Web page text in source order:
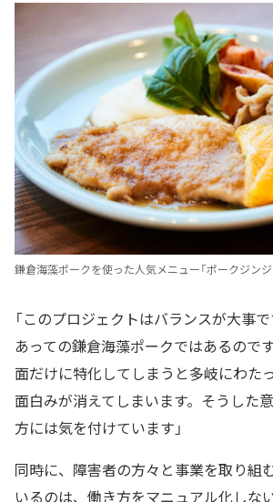
鎌倉海藻ポークを使った人気メニュー「ポークジンジ
「このプロジェクトはバランスが大事
あっての鎌倉海藻ポークではあるので
面だけに特化してしまうと多岐にわた
面白みが消えてしまいます。そうした
方には気を付けています」
同時に、障害者の方々と事業を取り組
いるのは、働き方をマニュアル化しな